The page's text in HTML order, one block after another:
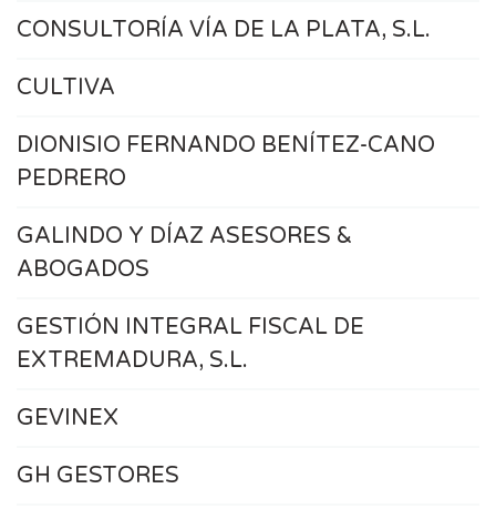
CONSULTORÍA VÍA DE LA PLATA, S.L.
CULTIVA
DIONISIO FERNANDO BENÍTEZ-CANO
PEDRERO
GALINDO Y DÍAZ ASESORES &
ABOGADOS
GESTIÓN INTEGRAL FISCAL DE
EXTREMADURA, S.L.
GEVINEX
GH GESTORES